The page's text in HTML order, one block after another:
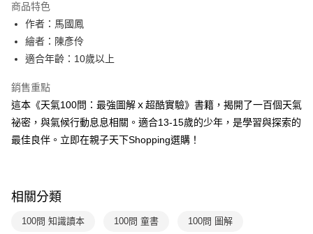
大哥付你分期
相關說明
【大哥付你分期使用說明】
1.本服務由台灣大哥大提供，台灣大哥大用戶可立即使用無須另外申請。
流程，驗證手機門號後，選擇欲分期的期數、繳款截止日，確認付款後即完
成交易。
3.實際核准額度、可分期數及費用金額請依後續交易確認頁面所載為準。
4.訂單成立30分鐘內，如未前往確認交易或遇審核未通過，訂單將自動取
消。如遇「轉專審核」未通過狀況，表示未達大哥付你分期系統評分，恕無
醒簡訊。
2.透過簡訊連結打開帳單後，可選擇「超商條碼／台灣大直營門市／銀行轉
帳／街口支付／iPASS MONEY」等通路繳費。
AFTEE先享後付
相關說明
AFTEE先享後付是「在收到商品之後才付款」的支付方式。 讓您購物簡單
便利好安心！
１．簡單：不需註冊會員、不需綁卡、不需儲值。
２．便利：只要手機號碼，簡訊認證，即可結帳。
１．於結帳方式選擇「AFTEE先享後付」後，將跳轉至「AFTEE先享後付」
２．訂單成立數日內，您將收到繳費通知簡訊。
ATM付款
運送方式
每筆NT$70，滿NT$800(含以上)免運費
商品特色
作者：馬國鳳
繪者：陳彥伶
適合年齡：10歲以上
銷售重點
這本《天氣100問：最強圖解ｘ超酷實驗》書籍，揭開了一百個天氣
祕密，與氣候行動息息相關。適合13-15歲的少年，是學習與探索的
最佳良伴。立即在親子天下Shopping選購！
相關分類
100問 知識讀本 100問 童書 100問 圖解